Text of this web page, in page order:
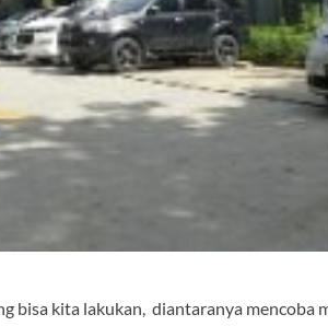
bisa kita lakukan, diantaranya mencoba